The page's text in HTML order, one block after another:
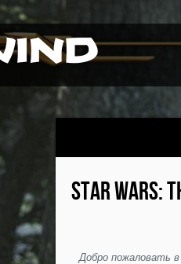
STAR WARS:
Добро пожаловать